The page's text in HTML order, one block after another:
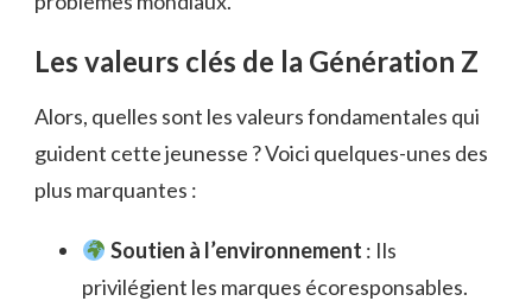
Les valeurs clés de la Génération Z
Alors, quelles sont les valeurs fondamentales qui
guident cette jeunesse ? Voici quelques-unes des
plus marquantes :
Soutien à l’environnement : Ils
privilégient les marques écoresponsables.